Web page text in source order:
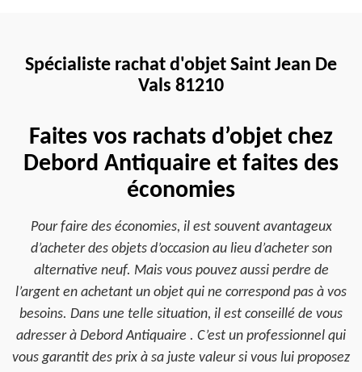
Spécialiste rachat d'objet Saint Jean De
Vals 81210
Faites vos rachats d’objet chez
Debord Antiquaire et faites des
économies
Pour faire des économies, il est souvent avantageux
d’acheter des objets d’occasion au lieu d’acheter son
alternative neuf. Mais vous pouvez aussi perdre de
l’argent en achetant un objet qui ne correspond pas à vos
besoins. Dans une telle situation, il est conseillé de vous
adresser à Debord Antiquaire . C’est un professionnel qui
vous garantit des prix à sa juste valeur si vous lui proposez